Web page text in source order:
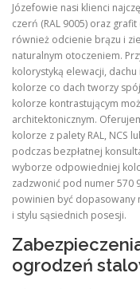
Józefowie nasi klienci
czerń (RAL 9005) oraz
również odcienie brązu i
naturalnym otoczeniem.
kolorystyką elewacji,
kolorze co dach tworzy
kolorze kontrastującym
architektonicznym.
kolorze z palety RAL, NCS
podczas bezpłatnej
wyborze odpowiedniej
zadzwonić pod numer 570
powinien być dopasowany
i stylu sąsiednich posesji.
ogrodzeń